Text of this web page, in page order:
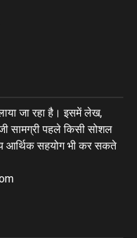
जा रहा है। इसमें लेख,
सामग्री पहले किसी सोशल
आर्थिक सहयोग भी कर सकते